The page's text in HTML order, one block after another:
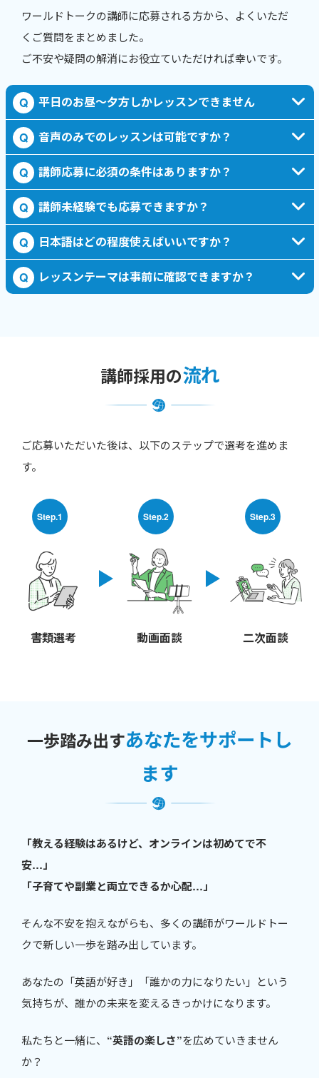
ワールドトークの講師に応募される方から、よくいただ
くご質問をまとめました。
ご不安や疑問の解消にお役立ていただければ幸いです。
Q 平日のお昼〜夕方しかレッスンできません
Q 音声のみでのレッスンは可能ですか？
Q 講師応募に必須の条件はありますか？
Q 講師未経験でも応募できますか？
Q 日本語はどの程度使えばいいですか？
Q レッスンテーマは事前に確認できますか？
講師採用の流れ
ご応募いただいた後は、以下のステップで選考を進めま
す。
Step.1
書類選考
Step.2
動画面談
Step.3
二次面談
一歩踏み出すあなたをサポートし
ます
「教える経験はあるけど、オンラインは初めてで不
安…」
「子育てや副業と両立できるか心配…」
そんな不安を抱えながらも、多くの講師がワールドトー
クで新しい一歩を踏み出しています。
あなたの「英語が好き」「誰かの力になりたい」という
気持ちが、誰かの未来を変えるきっかけになります。
私たちと一緒に、 “英語の楽しさ”を広めていきません
か？